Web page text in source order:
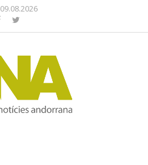
09.08.2026